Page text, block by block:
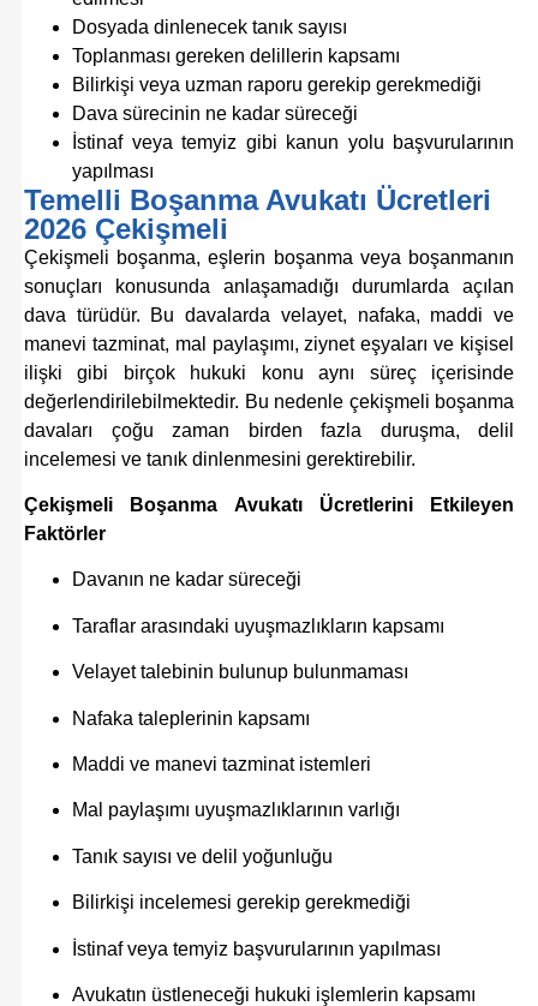
Dosyada dinlenecek tanık sayısı
Toplanması gereken delillerin kapsamı
Bilirkişi veya uzman raporu gerekip gerekmediği
Dava sürecinin ne kadar süreceği
İstinaf veya temyiz gibi kanun yolu başvurularının
yapılması
Temelli Boşanma Avukatı Ücretleri
2026 Çekişmeli
Çekişmeli boşanma, eşlerin boşanma veya boşanmanın
sonuçları konusunda anlaşamadığı durumlarda açılan
dava türüdür. Bu davalarda velayet, nafaka, maddi ve
manevi tazminat, mal paylaşımı, ziynet eşyaları ve kişisel
ilişki gibi birçok hukuki konu aynı süreç içerisinde
değerlendirilebilmektedir. Bu nedenle çekişmeli boşanma
davaları çoğu zaman birden fazla duruşma, delil
incelemesi ve tanık dinlenmesini gerektirebilir.
Çekişmeli Boşanma Avukatı Ücretlerini Etkileyen
Faktörler
Davanın ne kadar süreceği
Taraflar arasındaki uyuşmazlıkların kapsamı
Velayet talebinin bulunup bulunmaması
Nafaka taleplerinin kapsamı
Maddi ve manevi tazminat istemleri
Mal paylaşımı uyuşmazlıklarının varlığı
Tanık sayısı ve delil yoğunluğu
Bilirkişi incelemesi gerekip gerekmediği
İstinaf veya temyiz başvurularının yapılması
Avukatın üstleneceği hukuki işlemlerin kapsamı